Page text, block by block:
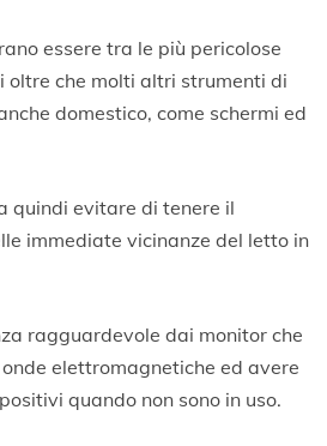
essere tra le più pericolose
oltre che molti altri strumenti di
domestico, come schermi ed
quindi evitare di tenere il
immediate vicinanze del letto in
ragguardevole dai monitor che
elettromagnetiche ed avere
quando non sono in uso.